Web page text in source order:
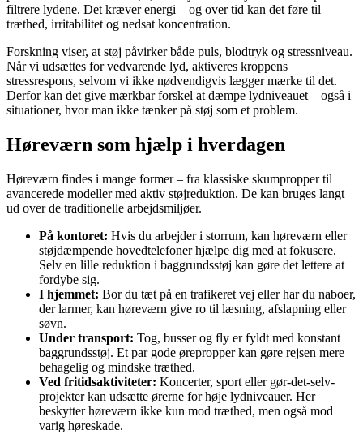
filtrere lydene. Det kræver energi – og over tid kan det føre til
træthed, irritabilitet og nedsat koncentration.
Forskning viser, at støj påvirker både puls, blodtryk og stressniveau.
Når vi udsættes for vedvarende lyd, aktiveres kroppens
stressrespons, selvom vi ikke nødvendigvis lægger mærke til det.
Derfor kan det give mærkbar forskel at dæmpe lydniveauet – også i
situationer, hvor man ikke tænker på støj som et problem.
Høreværn som hjælp i hverdagen
Høreværn findes i mange former – fra klassiske skumpropper til
avancerede modeller med aktiv støjreduktion. De kan bruges langt
ud over de traditionelle arbejdsmiljøer.
På kontoret: Hvis du arbejder i storrum, kan høreværn eller
støjdæmpende hovedtelefoner hjælpe dig med at fokusere.
Selv en lille reduktion i baggrundsstøj kan gøre det lettere at
fordybe sig.
I hjemmet: Bor du tæt på en trafikeret vej eller har du naboer,
der larmer, kan høreværn give ro til læsning, afslapning eller
søvn.
Under transport: Tog, busser og fly er fyldt med konstant
baggrundsstøj. Et par gode ørepropper kan gøre rejsen mere
behagelig og mindske træthed.
Ved fritidsaktiviteter: Koncerter, sport eller gør-det-selv-
projekter kan udsætte ørerne for høje lydniveauer. Her
beskytter høreværn ikke kun mod træthed, men også mod
varig høreskade.